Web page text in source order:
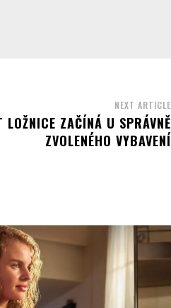
NEXT ARTICLE
LOŽNICE ZAČÍNÁ U SPRÁVNĚ
ZVOLENÉHO VYBAVENÍ